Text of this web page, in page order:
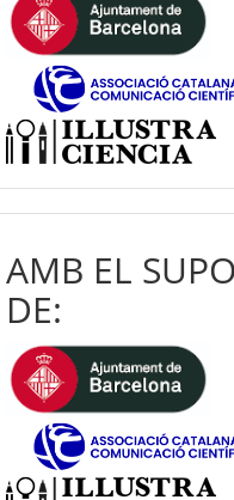
AMB EL
DE: